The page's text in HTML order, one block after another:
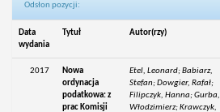
Odsłon pozycji:
Data
wydania
Tytuł Autor(rzy)
2017
Nowa
ordynacja
podatkowa: z
prac Komisji
Etel, Leonard; Babiarz,
Stefan; Dowgier, Rafał;
Filipczyk, Hanna; Gurba,
Włodzimierz; Krawczyk,